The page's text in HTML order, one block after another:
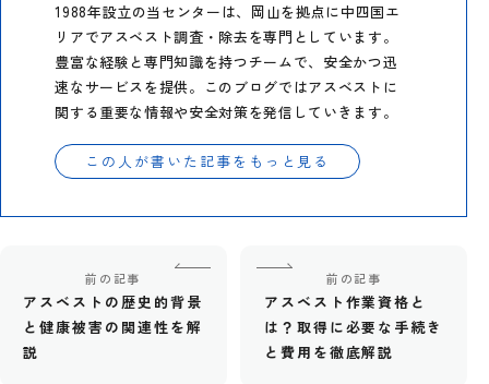
1988年設立の当センターは、岡山を拠点に中四国エ
リアでアスベスト調査・除去を専門としています。
豊富な経験と専門知識を持つチームで、安全かつ迅
速なサービスを提供。このブログではアスベストに
関する重要な情報や安全対策を発信していきます。
この人が書いた記事をもっと見る
前の記事
アスベストの歴史的背景
と健康被害の関連性を解
説
前の記事
アスベスト作業資格と
は？取得に必要な手続き
と費用を徹底解説